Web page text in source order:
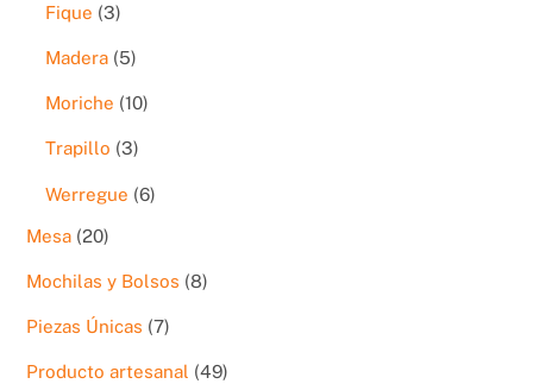
Fique 33
Madera 55
Moriche 1010
Trapillo 33
Werregue 66
Mesa 2020
Mochilas y Bolsos 88
Piezas Únicas 77
Producto artesanal 4949